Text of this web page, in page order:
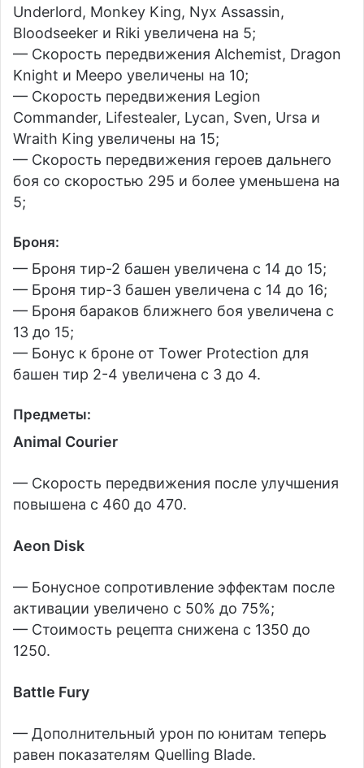
Underlord, Monkey King, Nyx Assassin,
Bloodseeker и Riki увеличена на 5;
— Скорость передвижения Alchemist, Dragon
Knight и Meepo увеличены на 10;
— Скорость передвижения Legion
Commander, Lifestealer, Lycan, Sven, Ursa и
Wraith King увеличены на 15;
— Скорость передвижения героев дальнего
боя со скоростью 295 и более уменьшена на
5;
Броня:
— Броня тир-2 башен увеличена с 14 до 15;
— Броня тир-3 башен увеличена с 14 до 16;
— Броня бараков ближнего боя увеличена с
13 до 15;
— Бонус к броне от Tower Protection для
башен тир 2-4 увеличена с 3 до 4.
Предметы:
Animal Courier
— Скорость передвижения после улучшения
повышена с 460 до 470.
Aeon Disk
— Бонусное сопротивление эффектам после
активации увеличено с 50% до 75%;
— Стоимость рецепта снижена с 1350 до
1250.
Battle Fury
— Дополнительный урон по юнитам теперь
равен показателям Quelling Blade.